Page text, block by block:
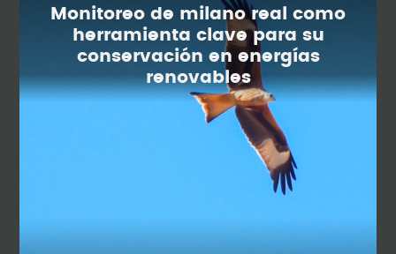
Monitoreo de milano real como
herramienta clave para su
conservación en energías
renovables